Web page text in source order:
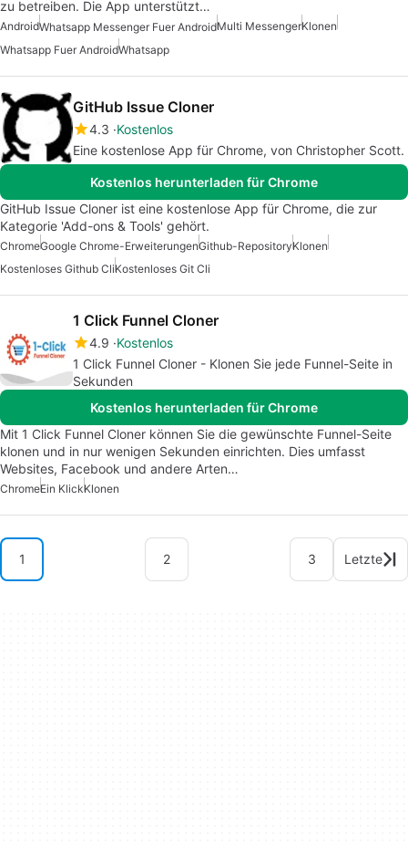
zu betreiben. Die App unterstützt…
AndroidWhatsapp Messenger Fuer AndroidMulti MessengerKlonen
Whatsapp Fuer AndroidWhatsapp
GitHub Issue Cloner
4.3 Kostenlos
Eine kostenlose App für Chrome, von Christopher Scott.
Kostenlos herunterladen für Chrome
GitHub Issue Cloner ist eine kostenlose App für Chrome, die zur
Kategorie 'Add-ons & Tools' gehört.
ChromeGoogle Chrome-ErweiterungenGithub-RepositoryKlonen
Kostenloses Github CliKostenloses Git Cli
1 Click Funnel Cloner
4.9 Kostenlos
1 Click Funnel Cloner - Klonen Sie jede Funnel-Seite in
Sekunden
Kostenlos herunterladen für Chrome
Mit 1 Click Funnel Cloner können Sie die gewünschte Funnel-Seite
klonen und in nur wenigen Sekunden einrichten. Dies umfasst
Websites, Facebook und andere Arten…
ChromeEin KlickKlonen
1 2 3 Letzte